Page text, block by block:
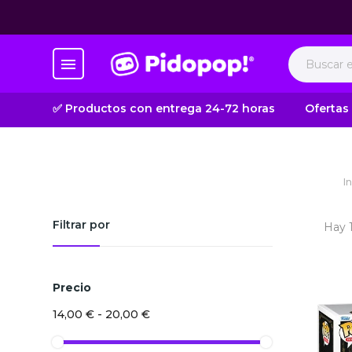
✅ Productos con entrega 24-72 horas Ofertas
Filtrar por
Precio
14,00 € - 20,00 €
Hay